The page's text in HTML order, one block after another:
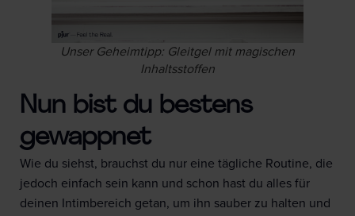
Unser Geheimtipp: Gleitgel mit magischen
Inhaltsstoffen
Nun bist du bestens
gewappnet
Wie du siehst, brauchst du nur eine tägliche Routine, die
jedoch einfach sein kann und schon hast du alles für
deinen Intimbereich getan, um ihn sauber zu halten und